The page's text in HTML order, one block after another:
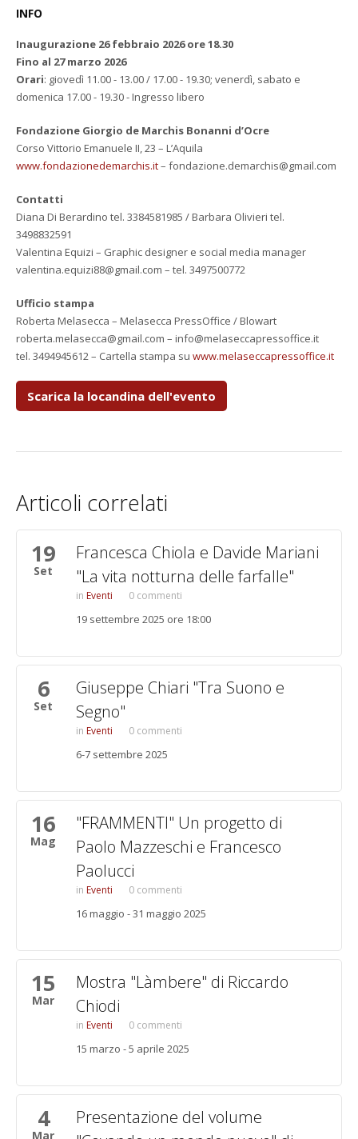
INFO
Inaugurazione 26 febbraio 2026 ore 18.30
Fino al 27 marzo 2026
Orari: giovedì 11.00 - 13.00 / 17.00 - 19.30; venerdì, sabato e
domenica 17.00 - 19.30 - Ingresso libero
Fondazione Giorgio de Marchis Bonanni d’Ocre
Corso Vittorio Emanuele II, 23 – L’Aquila
www.fondazionedemarchis.it– fondazione.demarchis@gmail.com
Contatti
Diana Di Berardino tel. 3384581985 / Barbara Olivieri tel.
3498832591
Valentina Equizi – Graphic designer e social media manager
valentina.equizi88@gmail.com – tel. 3497500772
Ufficio stampa
Roberta Melasecca – Melasecca PressOffice / Blowart
roberta.melasecca@gmail.com – info@melaseccapressoffice.it
tel. 3494945612 – Cartella stampa su www.melaseccapressoffice.it
Scarica la locandina dell'evento
Articoli correlati
19
Set
Francesca Chiola e Davide Mariani
"La vita notturna delle farfalle"
Eventi 0 commenti
19 settembre 2025 ore 18:00
6
Set
Giuseppe Chiari "Tra Suono e
Segno"
Eventi 0 commenti
6-7 settembre 2025
16
Mag
"FRAMMENTI" Un progetto di
Paolo Mazzeschi e Francesco
Paolucci
Eventi 0 commenti
16 maggio - 31 maggio 2025
15
Mar
Mostra "Làmbere" di Riccardo
Chiodi
Eventi 0 commenti
15 marzo - 5 aprile 2025
4
Mar
Presentazione del volume
Pagine